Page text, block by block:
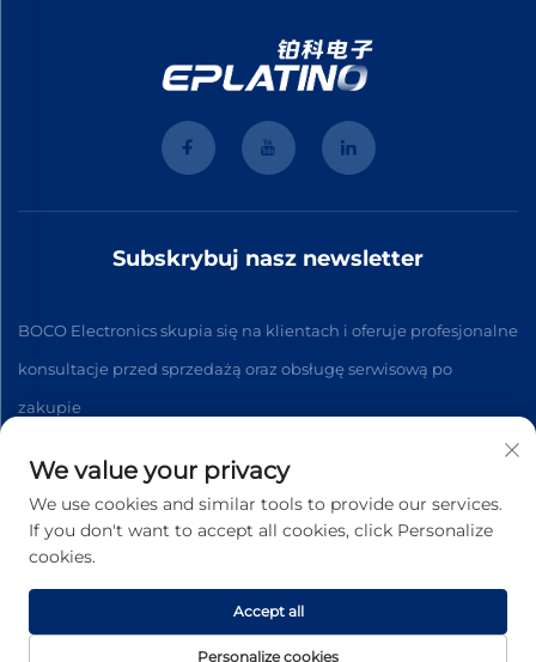
Subskrybuj nasz newsletter
BOCO Electronics skupia się na klientach i oferuje profesjonalne
konsultacje przed sprzedażą oraz obsługę serwisową po
zakupie
We value your privacy
We use cookies and similar tools to provide our services.
If you don't want to accept all cookies, click Personalize
cookies.
Personalize cookies
Accept all